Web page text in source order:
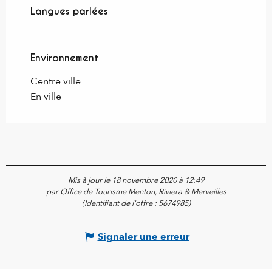
Langues parlées
Langues parlées
Environnement
Environnement
Centre ville
En ville
Mis à jour le 18 novembre 2020 à 12:49
par Office de Tourisme Menton, Riviera & Merveilles
(Identifiant de l'offre : 5674985)
Signaler une erreur